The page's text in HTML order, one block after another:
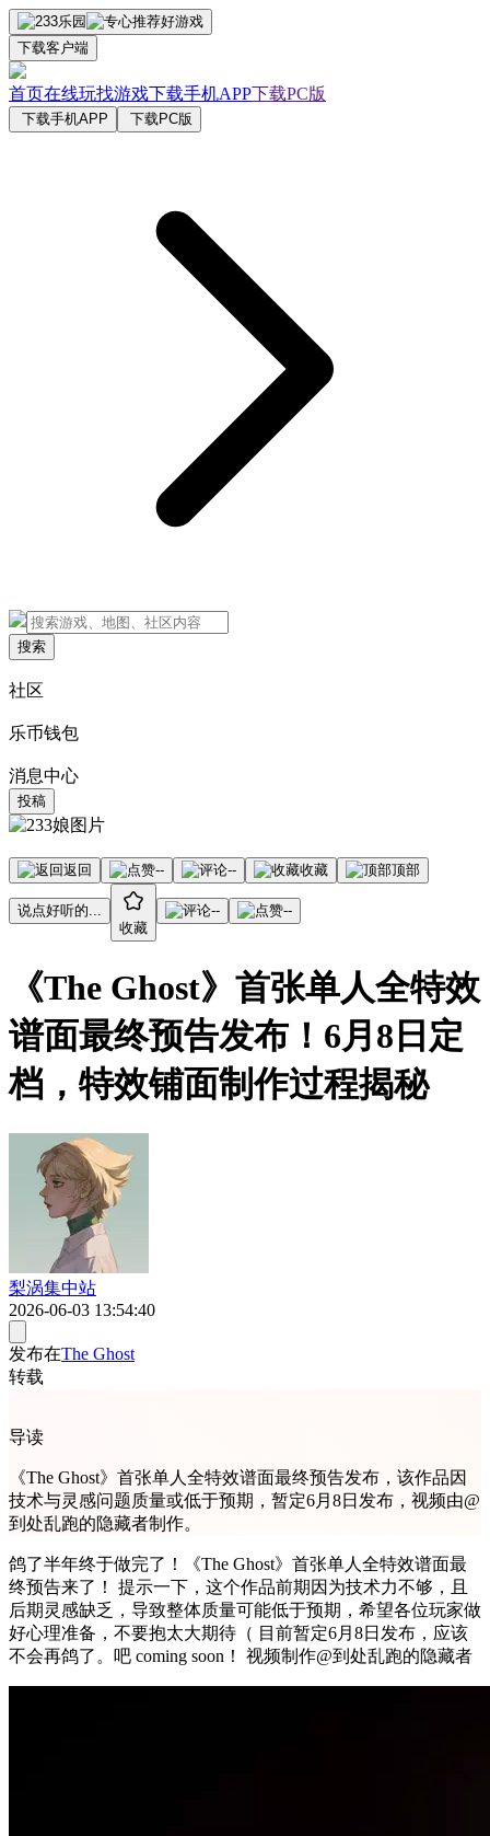
下载客户端
首页在线玩找游戏下载手机APP下载PC版
下载手机APP 下载PC版
搜索
社区
乐币钱包
消息中心
投稿
返回 -- -- 收藏 顶部
说点好听的...
收藏
-- --
《The Ghost》首张单人全特效
谱面最终预告发布！6月8日定
档，特效铺面制作过程揭秘
梨涡集中站
2026-06-03 13:54:40
发布在The Ghost
转载
导读
《The Ghost》首张单人全特效谱面最终预告发布，该作品因
技术与灵感问题质量或低于预期，暂定6月8日发布，视频由@
到处乱跑的隐藏者制作。
鸽了半年终于做完了！《The Ghost》首张单人全特效谱面最
终预告来了！ 提示一下，这个作品前期因为技术力不够，且
后期灵感缺乏，导致整体质量可能低于预期，希望各位玩家做
好心理准备，不要抱太大期待（ 目前暂定6月8日发布，应该
不会再鸽了。吧 coming soon！ 视频制作@到处乱跑的隐藏者